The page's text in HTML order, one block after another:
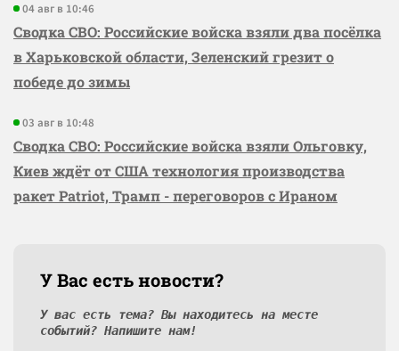
04 авг в 10:46
Сводка СВО: Российские войска взяли два посёлка
в Харьковской области, Зеленский грезит о
победе до зимы
03 авг в 10:48
Сводка СВО: Российские войска взяли Ольговку,
Киев ждёт от США технология производства
ракет Patriot, Трамп - переговоров с Ираном
У Вас есть новости?
У вас есть тема? Вы находитесь на месте
событий? Напишите нам!